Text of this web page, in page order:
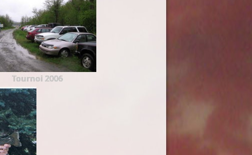
Tournoi 2006